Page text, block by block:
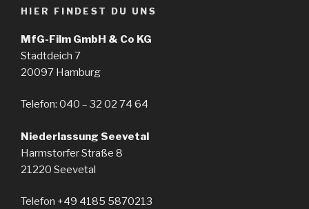
HIER FINDEST DU UNS
MfG-Film GmbH & Co KG
Stadtdeich 7
20097 Hamburg
Telefon: 040 – 32 02 74 64
Niederlassung Seevetal
Harmstorfer Straße 8
21220 Seevetal
Telefon +49 4185 5870213